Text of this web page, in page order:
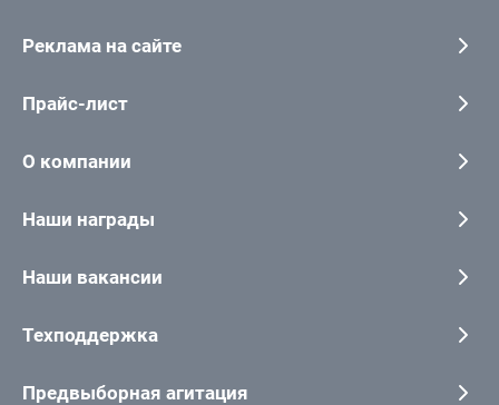
Реклама на сайте
Прайс-лист
О компании
Наши награды
Наши вакансии
Техподдержка
Предвыборная агитация